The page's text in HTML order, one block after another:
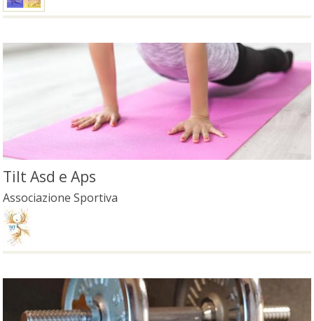
Tilt Asd e Aps
Associazione Sportiva